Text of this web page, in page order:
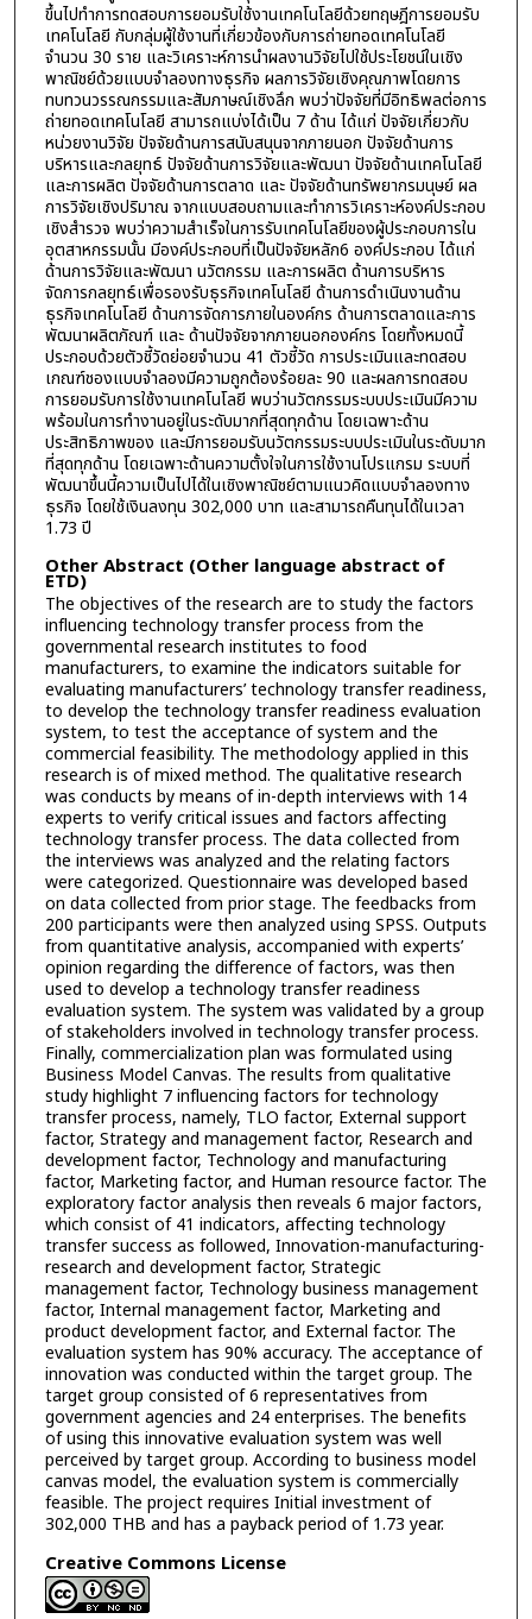
ขึ้นไปทำการทดสอบการยอมรับใช้งานเทคโนโลยีด้วยทฤษฎีการยอมรับ
เทคโนโลยี กับกลุ่มผู้ใช้งานที่เกี่ยวข้องกับการถ่ายทอดเทคโนโลยี
จำนวน 30 ราย และวิเคราะห์การนำผลงานวิจัยไปใช้ประโยชน์ในเชิง
พาณิชย์ด้วยแบบจำลองทางธุรกิจ ผลการวิจัยเชิงคุณภาพโดยการ
ทบทวนวรรณกรรมและสัมภาษณ์เชิงลึก พบว่าปัจจัยที่มีอิทธิพลต่อการ
ถ่ายทอดเทคโนโลยี สามารถแบ่งได้เป็น 7 ด้าน ได้แก่ ปัจจัยเกี่ยวกับ
หน่วยงานวิจัย ปัจจัยด้านการสนับสนุนจากภายนอก ปัจจัยด้านการ
บริหารและกลยุทธ์ ปัจจัยด้านการวิจัยและพัฒนา ปัจจัยด้านเทคโนโลยี
และการผลิต ปัจจัยด้านการตลาด และ ปัจจัยด้านทรัพยากรมนุษย์ ผล
การวิจัยเชิงปริมาณ จากแบบสอบถามและทำการวิเคราะห์องค์ประกอบ
เชิงสำรวจ พบว่าความสำเร็จในการรับเทคโนโลยีของผู้ประกอบการใน
อุตสาหกรรมนั้น มีองค์ประกอบที่เป็นปัจจัยหลัก6 องค์ประกอบ ได้แก่
ด้านการวิจัยและพัฒนา นวัตกรรม และการผลิต ด้านการบริหาร
จัดการกลยุทธ์เพื่อรองรับธุรกิจเทคโนโลยี ด้านการดำเนินงานด้าน
ธุรกิจเทคโนโลยี ด้านการจัดการภายในองค์กร ด้านการตลาดและการ
พัฒนาผลิตภัณฑ์ และ ด้านปัจจัยจากภายนอกองค์กร โดยทั้งหมดนี้
ประกอบด้วยตัวชี้วัดย่อยจำนวน 41 ตัวชี้วัด การประเมินและทดสอบ
เกณฑ์ชองแบบจำลองมีความถูกต้องร้อยละ 90 และผลการทดสอบ
การยอมรับการใช้งานเทคโนโลยี พบว่านวัตกรรมระบบประเมินมีความ
พร้อมในการทำงานอยู่ในระดับมากที่สุดทุกด้าน โดยเฉพาะด้าน
ประสิทธิภาพของ และมีการยอมรับนวัตกรรมระบบประเมินในระดับมาก
ที่สุดทุกด้าน โดยเฉพาะด้านความตั้งใจในการใช้งานโปรแกรม ระบบที่
พัฒนาขึ้นนี้ความเป็นไปได้ในเชิงพาณิชย์ตามแนวคิดแบบจำลองทาง
ธุรกิจ โดยใช้เงินลงทุน 302,000 บาท และสามารถคืนทุนได้ในเวลา
1.73 ปี
Other Abstract (Other language abstract of
ETD)
The objectives of the research are to study the factors
influencing technology transfer process from the
governmental research institutes to food
manufacturers, to examine the indicators suitable for
evaluating manufacturers’ technology transfer readiness,
to develop the technology transfer readiness evaluation
system, to test the acceptance of system and the
commercial feasibility. The methodology applied in this
research is of mixed method. The qualitative research
was conducts by means of in-depth interviews with 14
experts to verify critical issues and factors affecting
technology transfer process. The data collected from
the interviews was analyzed and the relating factors
were categorized. Questionnaire was developed based
on data collected from prior stage. The feedbacks from
200 participants were then analyzed using SPSS. Outputs
from quantitative analysis, accompanied with experts’
opinion regarding the difference of factors, was then
used to develop a technology transfer readiness
evaluation system. The system was validated by a group
of stakeholders involved in technology transfer process.
Finally, commercialization plan was formulated using
Business Model Canvas. The results from qualitative
study highlight 7 influencing factors for technology
transfer process, namely, TLO factor, External support
factor, Strategy and management factor, Research and
development factor, Technology and manufacturing
factor, Marketing factor, and Human resource factor. The
exploratory factor analysis then reveals 6 major factors,
which consist of 41 indicators, affecting technology
transfer success as followed, Innovation-manufacturing-
research and development factor, Strategic
management factor, Technology business management
factor, Internal management factor, Marketing and
product development factor, and External factor. The
evaluation system has 90% accuracy. The acceptance of
innovation was conducted within the target group. The
target group consisted of 6 representatives from
government agencies and 24 enterprises. The benefits
of using this innovative evaluation system was well
perceived by target group. According to business model
canvas model, the evaluation system is commercially
feasible. The project requires Initial investment of
302,000 THB and has a payback period of 1.73 year.
Creative Commons License